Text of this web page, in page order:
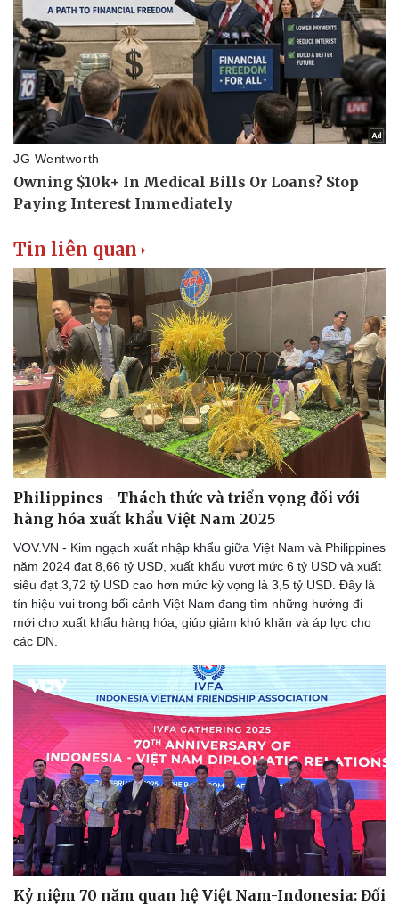
Thể thao
Bóng đá
Lịch thi đấu bóng đá
Thế giới thể thao
eSports
Hậu trường
Ô tô - Xe máy
Ô tô
Xe máy
Tư vấn
Tin liên quan
Philippines - Thách thức và triển vọng đối với
hàng hóa xuất khẩu Việt Nam 2025
VOV.VN - Kim ngạch xuất nhập khẩu giữa Việt Nam và Philippines
năm 2024 đạt 8,66 tỷ USD, xuất khẩu vượt mức 6 tỷ USD và xuất
siêu đạt 3,72 tỷ USD cao hơn mức kỳ vọng là 3,5 tỷ USD. Đây là
tín hiệu vui trong bối cảnh Việt Nam đang tìm những hướng đi
mới cho xuất khẩu hàng hóa, giúp giảm khó khăn và áp lực cho
các DN.
Kỷ niệm 70 năm quan hệ Việt Nam-Indonesia: Đối